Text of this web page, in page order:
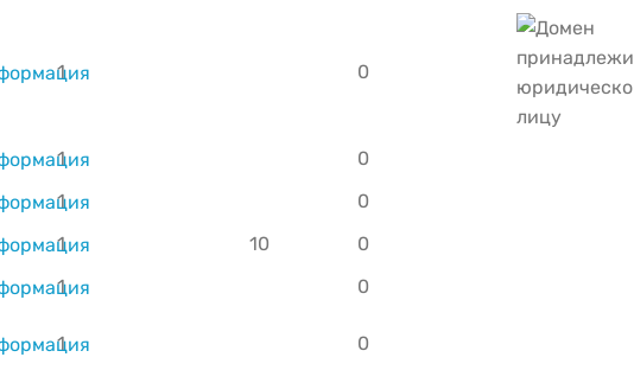
1 0
1
0
1
0
1 10
0
1
0
1 0